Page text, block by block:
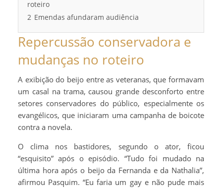
roteiro
2 Emendas afundaram audiência
Repercussão conservadora e
mudanças no roteiro
A exibição do beijo entre as veteranas, que formavam
um casal na trama, causou grande desconforto entre
setores conservadores do público, especialmente os
evangélicos, que iniciaram uma campanha de boicote
contra a novela.
O clima nos bastidores, segundo o ator, ficou
“esquisito” após o episódio. “Tudo foi mudado na
última hora após o beijo da Fernanda e da Nathalia”,
afirmou Pasquim. “Eu faria um gay e não pude mais